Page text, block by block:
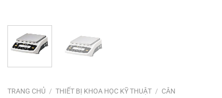
TRANG CHỦ / THIẾT BỊ KHOA HỌC KỸ THUẬT / CÂN